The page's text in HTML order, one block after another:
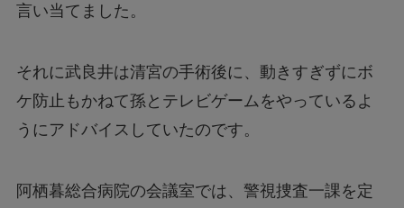
言い当てました。
それに武良井は清宮の手術後に、動きすぎずにボ
ケ防止もかねて孫とテレビゲームをやっているよ
うにアドバイスしていたのです。
阿栖暮総合病院の会議室では、警視捜査一課を定